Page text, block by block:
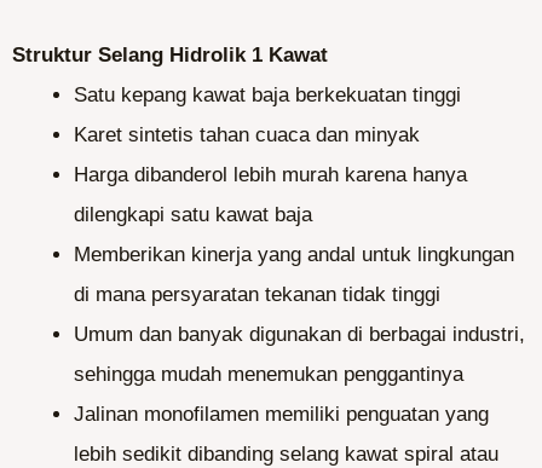
Struktur Selang Hidrolik 1 Kawat
Satu kepang kawat baja berkekuatan tinggi
Karet sintetis tahan cuaca dan minyak
Harga dibanderol lebih murah karena hanya
dilengkapi satu kawat baja
Memberikan kinerja yang andal untuk lingkungan
di mana persyaratan tekanan tidak tinggi
Umum dan banyak digunakan di berbagai industri,
sehingga mudah menemukan penggantinya
Jalinan monofilamen memiliki penguatan yang
lebih sedikit dibanding selang kawat spiral atau